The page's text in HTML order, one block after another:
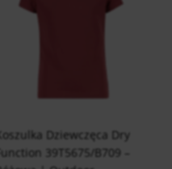
Dziewczęca Dry
39T5675/B709 –